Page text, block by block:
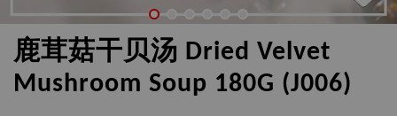
鹿茸菇干贝汤 Dried Velvet
Mushroom Soup 180G (J006)